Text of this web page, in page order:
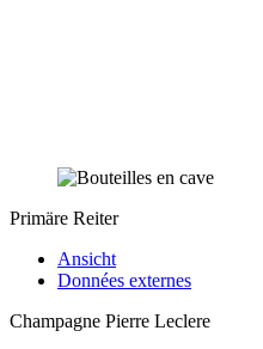
Primäre Reiter
Ansicht
Données externes
Champagne Pierre Leclere